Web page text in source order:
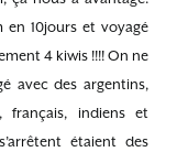
10jours et voyagé
4 kiwis !!!! On ne
avec des argentins,
français, indiens et
étaient des